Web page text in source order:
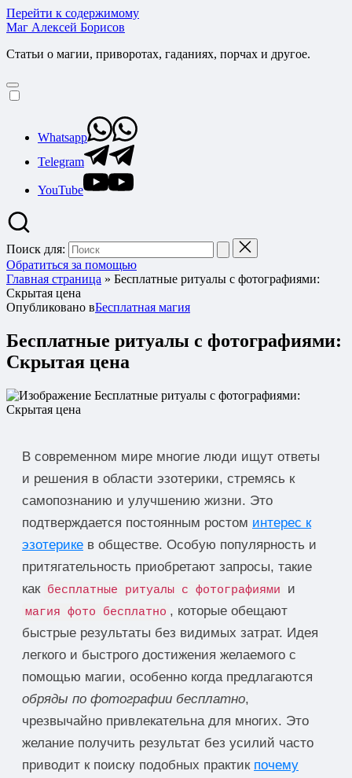
Перейти к содержимому
Маг Алексей Борисов
Статьи о магии, приворотах, гаданиях, порчах и другое.
Whatsapp
Telegram
YouTube
Поиск для:
Обратиться за помощью
Главная страница » Бесплатные ритуалы с фотографиями:
Скрытая цена
Опубликовано вБесплатная магия
Бесплатные ритуалы с фотографиями:
Скрытая цена
В современном мире многие люди ищут ответы
и решения в области эзотерики, стремясь к
самопознанию и улучшению жизни. Это
подтверждается постоянным ростом интерес к
эзотерике в обществе. Особую популярность и
притягательность приобретают запросы, такие
как бесплатные ритуалы с фотографиями и
магия фото бесплатно , которые обещают
быстрые результаты без видимых затрат. Идея
легкого и быстрого достижения желаемого с
помощью магии, особенно когда предлагаются
обряды по фотографии бесплатно,
чрезвычайно привлекательна для многих. Это
желание получить результат без усилий часто
приводит к поиску подобных практик почему